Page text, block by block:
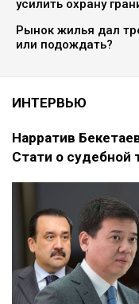
усилить охрану
Рынок жилья дал
или подождать?
ИНТЕРВЬЮ
Нарратив
Стати о судебной